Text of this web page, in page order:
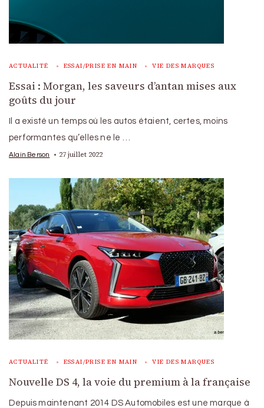
ACTUALITÉ ESSAI/PRISE EN MAIN VIE DES MARQUES
Essai : Morgan, les saveurs d’antan mises aux
goûts du jour
Il a existé un temps où les autos étaient, certes, moins
performantes qu’elles ne le …
Alain Berson 27 juillet 2022
ACTUALITÉ ESSAI/PRISE EN MAIN VIE DES MARQUES
Nouvelle DS 4, la voie du premium à la française
Depuis maintenant 2014 DS Automobiles est une marque à